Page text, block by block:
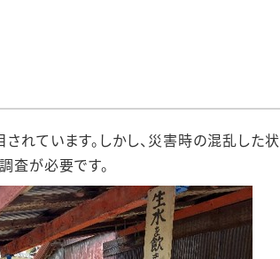
れています。しかし、災害時の混乱した状
査が必要です。